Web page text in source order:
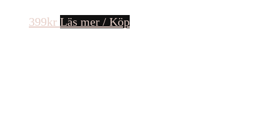
399kr Läs mer / Köp